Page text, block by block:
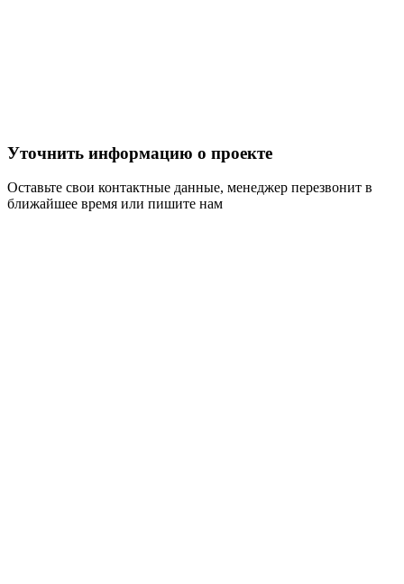
Уточнить информацию о проекте
Оставьте свои контактные данные, менеджер перезвонит в
ближайшее время или пишите нам